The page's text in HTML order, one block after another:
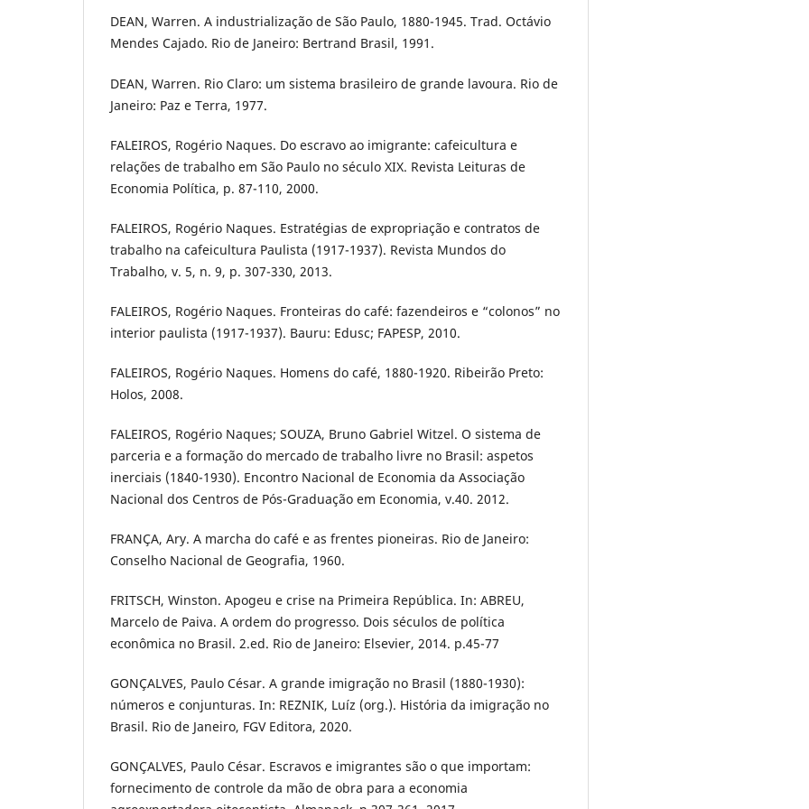
DEAN, Warren. A industrialização de São Paulo, 1880-1945. Trad. Octávio
Mendes Cajado. Rio de Janeiro: Bertrand Brasil, 1991.
DEAN, Warren. Rio Claro: um sistema brasileiro de grande lavoura. Rio de
Janeiro: Paz e Terra, 1977.
FALEIROS, Rogério Naques. Do escravo ao imigrante: cafeicultura e
relações de trabalho em São Paulo no século XIX. Revista Leituras de
Economia Política, p. 87-110, 2000.
FALEIROS, Rogério Naques. Estratégias de expropriação e contratos de
trabalho na cafeicultura Paulista (1917-1937). Revista Mundos do
Trabalho, v. 5, n. 9, p. 307-330, 2013.
FALEIROS, Rogério Naques. Fronteiras do café: fazendeiros e “colonos” no
interior paulista (1917-1937). Bauru: Edusc; FAPESP, 2010.
FALEIROS, Rogério Naques. Homens do café, 1880-1920. Ribeirão Preto:
Holos, 2008.
FALEIROS, Rogério Naques; SOUZA, Bruno Gabriel Witzel. O sistema de
parceria e a formação do mercado de trabalho livre no Brasil: aspetos
inerciais (1840-1930). Encontro Nacional de Economia da Associação
Nacional dos Centros de Pós-Graduação em Economia, v.40. 2012.
FRANÇA, Ary. A marcha do café e as frentes pioneiras. Rio de Janeiro:
Conselho Nacional de Geografia, 1960.
FRITSCH, Winston. Apogeu e crise na Primeira República. In: ABREU,
Marcelo de Paiva. A ordem do progresso. Dois séculos de política
econômica no Brasil. 2.ed. Rio de Janeiro: Elsevier, 2014. p.45-77
GONÇALVES, Paulo César. A grande imigração no Brasil (1880-1930):
números e conjunturas. In: REZNIK, Luíz (org.). História da imigração no
Brasil. Rio de Janeiro, FGV Editora, 2020.
GONÇALVES, Paulo César. Escravos e imigrantes são o que importam:
fornecimento de controle da mão de obra para a economia